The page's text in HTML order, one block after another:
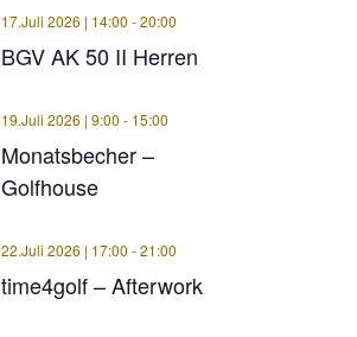
BGV AK 50 II Herren
17.Juli 2026 | 14:00 -20:00
Monatsbecher –
Golfhouse
19.Juli 2026 | 9:00 - 15:00
time4golf – Afterwork
22.Juli 2026 | 17:00 -21:00